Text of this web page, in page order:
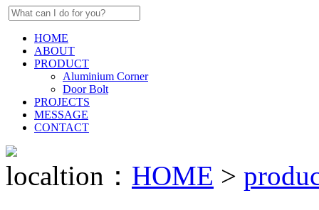
HOME
ABOUT
PRODUCT
Aluminium Corner
Door Bolt
PROJECTS
MESSAGE
CONTACT
localtion： HOME >